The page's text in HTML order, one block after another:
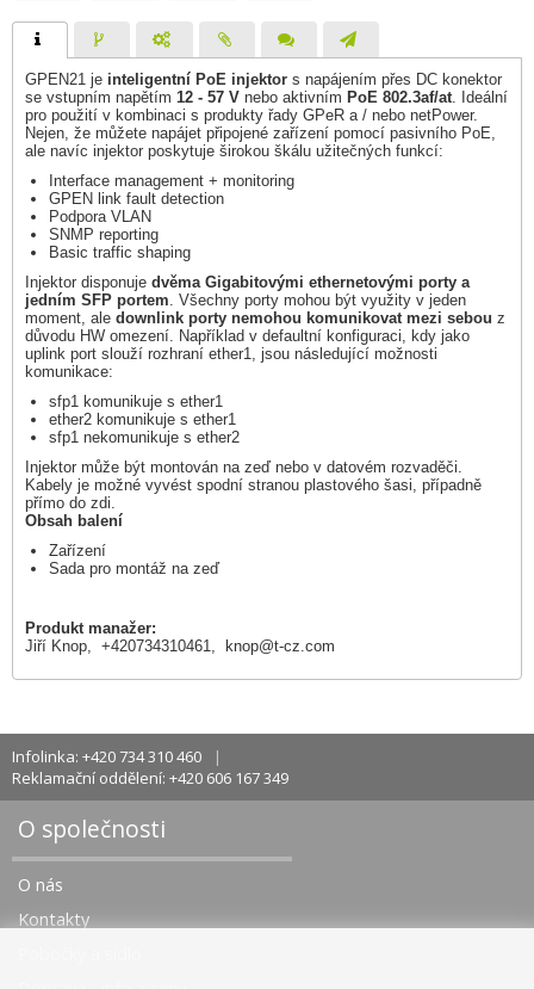
GPEN21 je inteligentní PoE injektor s napájením přes DC konektor
se vstupním napětím 12 - 57 V nebo aktivním PoE 802.3af/at. Ideální
pro použití v kombinaci s produkty řady GPeR a / nebo netPower.
Nejen, že můžete napájet připojené zařízení pomocí pasivního PoE,
ale navíc injektor poskytuje širokou škálu užitečných funkcí:
Interface management + monitoring
GPEN link fault detection
Podpora VLAN
SNMP reporting
Basic traffic shaping
Injektor disponuje dvěma Gigabitovými ethernetovými porty a
jedním SFP portem. Všechny porty mohou být využity v jeden
moment, ale downlink porty nemohou komunikovat mezi sebou z
důvodu HW omezení. Například v defaultní konfiguraci, kdy jako
uplink port slouží rozhraní ether1, jsou následující možnosti
komunikace:
sfp1 komunikuje s ether1
ether2 komunikuje s ether1
sfp1 nekomunikuje s ether2
Injektor může být montován na zeď nebo v datovém rozvaděči.
Kabely je možné vyvést spodní stranou plastového šasi, případně
přímo do zdi.
Obsah balení
Zařízení
Sada pro montáž na zeď
Produkt manažer:
Jiří Knop, +420734310461,
knop@t-cz.com
Infolinka: +420 734 310 460
Reklamační oddělení: +420 606 167 349
O společnosti
O nás
Kontakty